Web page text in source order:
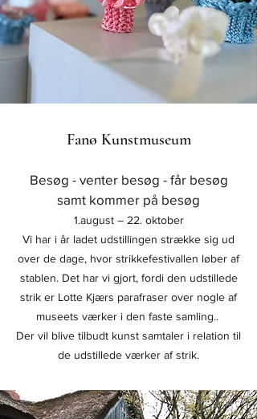
Fanø Kunstmuseum
Besøg - venter besøg - får besøg
samt kommer på besøg
1.august – 22. oktober
Vi har i år ladet udstillingen strække sig ud
over de dage, hvor strikkefestivallen løber af
stablen. Det har vi gjort, fordi den udstillede
strik er Lotte Kjærs parafraser over nogle af
museets værker i den faste samling..
Der vil blive tilbudt kunst samtaler i relation til
de udstillede værker af strik.